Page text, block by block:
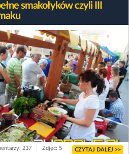
smakołyków czyli III
237 Zdjęć: 5 CZYTAJ DALEJ >>